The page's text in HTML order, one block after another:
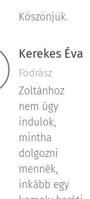
Köszönjük.
Kerekes Éva
Fodrász
Zoltánhoz
nem úgy
indulok,
mintha
dolgozni
mennék,
inkább egy